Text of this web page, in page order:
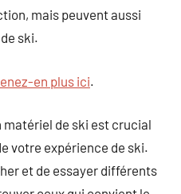
mais peuvent aussi
ski.
en plus ici.
matériel de ski est crucial
votre expérience de ski.
et de essayer différents